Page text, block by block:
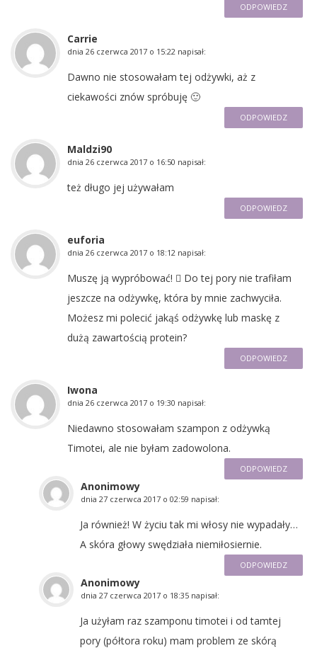
ODPOWIEDZ
Carrie
dnia 26 czerwca 2017 o 15:22 napisał:
Dawno nie stosowałam tej odżywki, aż z
ciekawości znów spróbuję 🙂
ODPOWIEDZ
Maldzi90
dnia 26 czerwca 2017 o 16:50 napisał:
też długo jej używałam
ODPOWIEDZ
euforia
dnia 26 czerwca 2017 o 18:12 napisał:
Muszę ją wypróbować!  Do tej pory nie trafiłam
jeszcze na odżywkę, która by mnie zachwyciła.
Możesz mi polecić jakąś odżywkę lub maskę z
dużą zawartością protein?
ODPOWIEDZ
Iwona
dnia 26 czerwca 2017 o 19:30 napisał:
Niedawno stosowałam szampon z odżywką
Timotei, ale nie byłam zadowolona.
ODPOWIEDZ
Anonimowy
dnia 27 czerwca 2017 o 02:59 napisał:
Ja również! W życiu tak mi włosy nie wypadały…
A skóra głowy swędziała niemiłosiernie.
ODPOWIEDZ
Anonimowy
dnia 27 czerwca 2017 o 18:35 napisał:
Ja użyłam raz szamponu timotei i od tamtej
pory (półtora roku) mam problem ze skórą